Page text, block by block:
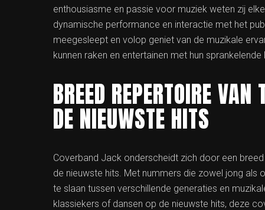
enthousiasme en passie voor muziek weten zij
dynamische performance en interactie met het
meegesleept en volop geniet van de muzikale
kunnen raken en entertainen met hun sprankelende
BREED REPERTOIRE
DE NIEUWSTE HITS
Coverband Jack onderscheidt zich door een
de nieuwste hits. Met nummers die zowel jong
te slaan tussen verschillende generaties en
klassiekers of dansen op de nieuwste hits, deze